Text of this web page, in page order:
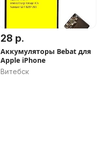
28 р.
Аккумуляторы Bebat для
Apple iPhone
Витебск